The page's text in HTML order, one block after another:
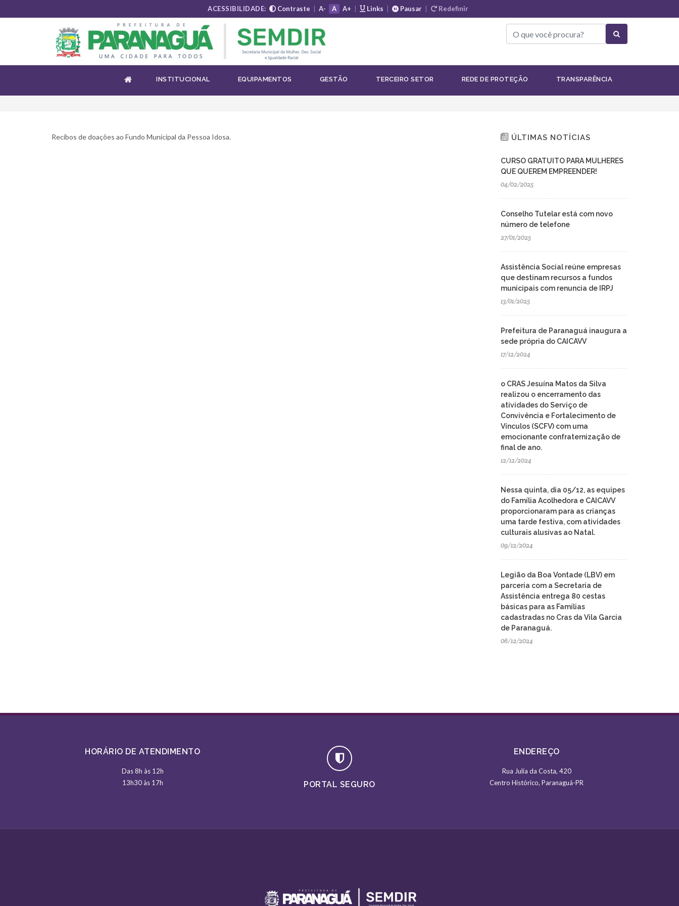
ACESSIBILIDADE: Contraste A- A A+ Links Pausar Redefinir
INSTITUCIONAL EQUIPAMENTOS GESTÃO TERCEIRO SETOR REDE DE PROTEÇÃO TRANSPARÊNCIA
RECIBOS DE CAPTAÇÃO FMPI Terceiro Setor Recibos de Captação FMPI
Recibos de doações ao Fundo Municipal da Pessoa Idosa. ÚLTIMAS NOTÍCIAS
CURSO GRATUITO PARA MULHERES
QUE QUEREM EMPREENDER!
04/02/2025
Conselho Tutelar está com novo
número de telefone
27/01/2025
Assistência Social reúne empresas
que destinam recursos a fundos
municipais com renuncia de IRPJ
13/01/2025
Prefeitura de Paranaguá inaugura a
sede própria do CAICAVV
17/12/2024
o CRAS Jesuína Matos da Silva
realizou o encerramento das
atividades do Serviço de
Convivência e Fortalecimento de
Vínculos (SCFV) com uma
emocionante confraternização de
final de ano.
12/12/2024
Nessa quinta, dia 05/12, as equipes
do Família Acolhedora e CAICAVV
proporcionaram para as crianças
uma tarde festiva, com atividades
culturais alusivas ao Natal.
09/12/2024
Legião da Boa Vontade (LBV) em
parceria com a Secretaria de
Assistência entrega 80 cestas
básicas para as Famílias
cadastradas no Cras da Vila Garcia
de Paranaguá.
06/12/2024
HORÁRIO DE ATENDIMENTO
Das 8h às 12h
13h30 às 17h
PORTAL SEGURO
ENDEREÇO
Rua Julia da Costa, 420
Centro Histórico, Paranaguá-PR